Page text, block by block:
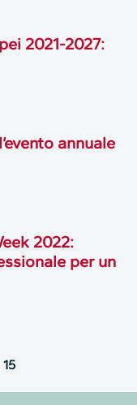
2021-2027:
annuale
2022:
per un
15